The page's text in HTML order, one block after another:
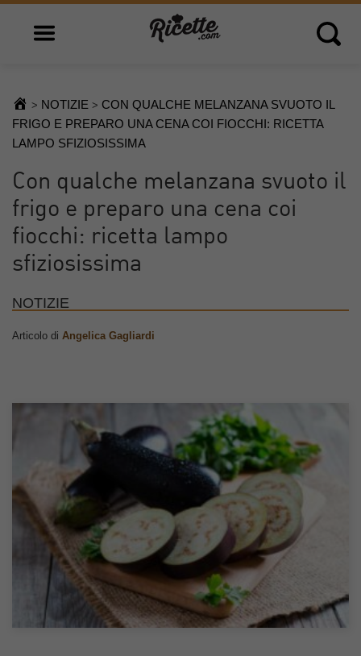
Open main menu Open
> NOTIZIE > CON QUALCHE MELANZANA SVUOTO IL
FRIGO E PREPARO UNA CENA COI FIOCCHI: RICETTA
LAMPO SFIZIOSISSIMA
Con qualche melanzana svuoto il
frigo e preparo una cena coi
fiocchi: ricetta lampo
sfiziosissima
NOTIZIE
Articolo di Angelica Gagliardi